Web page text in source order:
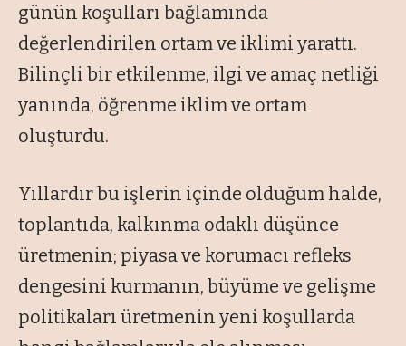
günün koşulları bağlamında
değerlendirilen ortam ve iklimi yarattı.
Bilinçli bir etkilenme, ilgi ve amaç netliği
yanında, öğrenme iklim ve ortam
oluşturdu.
Yıllardır bu işlerin içinde olduğum halde,
toplantıda, kalkınma odaklı düşünce
üretmenin; piyasa ve korumacı refleks
dengesini kurmanın, büyüme ve gelişme
politikaları üretmenin yeni koşullarda